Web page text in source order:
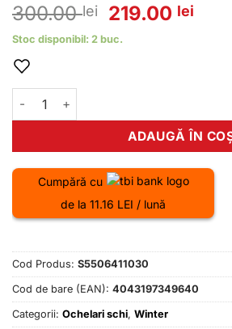
300.00lei
Prețul
inițial
219.00 lei
Stoc disponibil: 2 buc.
Cantitate Ochelari schi Uvex elemnt
ADAUGĂ ÎN
Cumpără cu
de la 11.16 LEI / lună
Cod Produs: S5506411030
Cod de bare (EAN): 4043197349640
Categorii: Ochelari schi, Winter